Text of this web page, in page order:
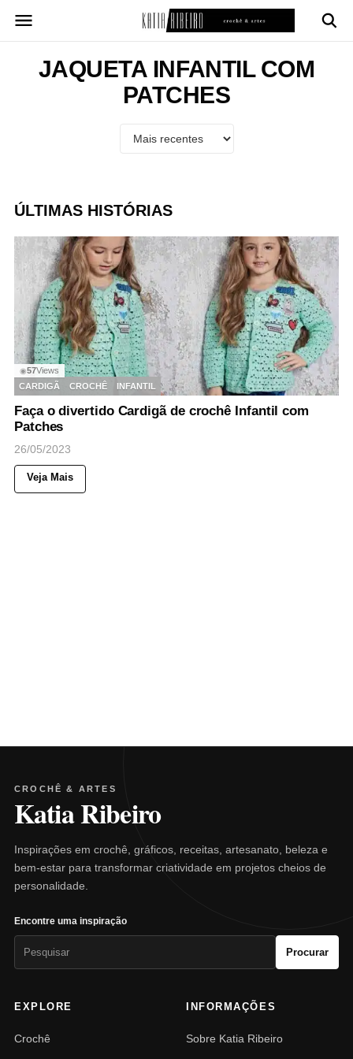
para
conteúdoJAQUETA INFANTIL COM
PATCHES
ÚLTIMAS HISTÓRIAS
◉57Views
CARDIGÃ
CROCHÊ INFANTIL
Faça o divertido Cardigã de crochê Infantil com
Patches
26/05/2023
Veja Mais
CROCHÊ & ARTES
Katia Ribeiro
Inspirações em crochê, gráficos, receitas, artesanato, beleza e
bem-estar para transformar criatividade em projetos cheios de
personalidade.
Encontre uma inspiração
Procurar
EXPLORE
Crochê
INFORMAÇÕES
Sobre Katia Ribeiro